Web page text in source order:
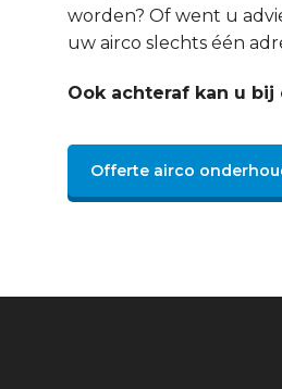
worden? Of went u
uw airco slechts één
Ook achteraf kan u
Offerte airco